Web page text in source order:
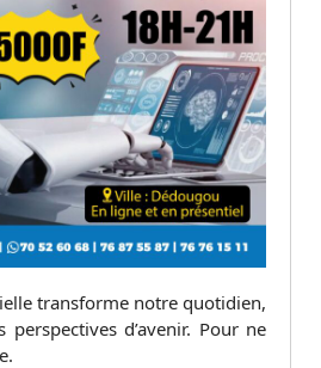
transforme notre quotidien,
d’avenir. Pour ne